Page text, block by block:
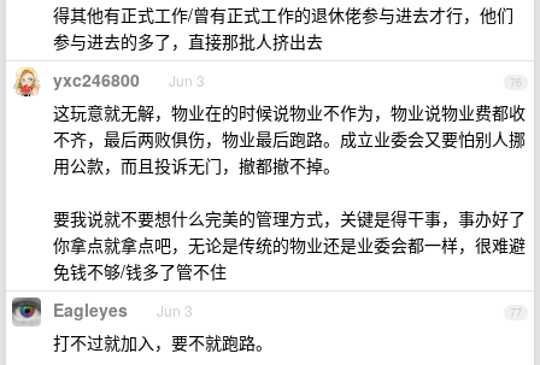
得其他有正式工作/曾有正式工作的退休佬参与进去才行，他们
参与进去的多了，直接那批人挤出去
76
yxc246800 Jun 3
这玩意就无解，物业在的时候说物业不作为，物业说物业费都收
不齐，最后两败俱伤，物业最后跑路。成立业委会又要怕别人挪
用公款，而且投诉无门，撤都撤不掉。
要我说就不要想什么完美的管理方式，关键是得干事，事办好了
你拿点就拿点吧，无论是传统的物业还是业委会都一样，很难避
免钱不够/钱多了管不住
77
Eagleyes Jun 3
打不过就加入，要不就跑路。